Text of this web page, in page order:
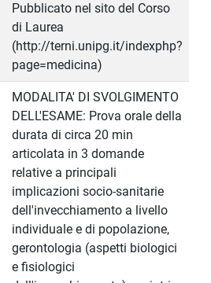
Pubblicato nel sito del Corso
di Laurea
(http://terni.unipg.it/indexphp?
page=medicina)
MODALITA' DI SVOLGIMENTO
DELL'ESAME: Prova orale della
durata di circa 20 min
articolata in 3 domande
relative a principali
implicazioni socio-sanitarie
dell'invecchiamento a livello
individuale e di popolazione,
gerontologia (aspetti biologici
e fisiologici